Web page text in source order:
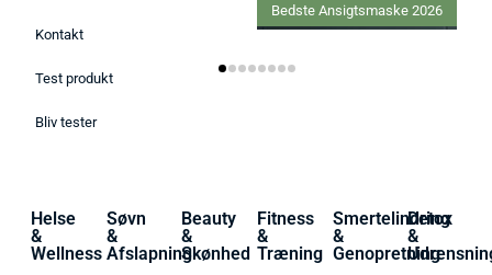
Kontakt
Test produkt
Bliv tester
Bedste Ansigtsmaske 2026 Bedste IPL
Helse
&
Wellness
Søvn
&
Afslapning
Beauty
&
Skønhed
Fitness
&
Træning
Smertelindring
&
Genopretning
Detox
&